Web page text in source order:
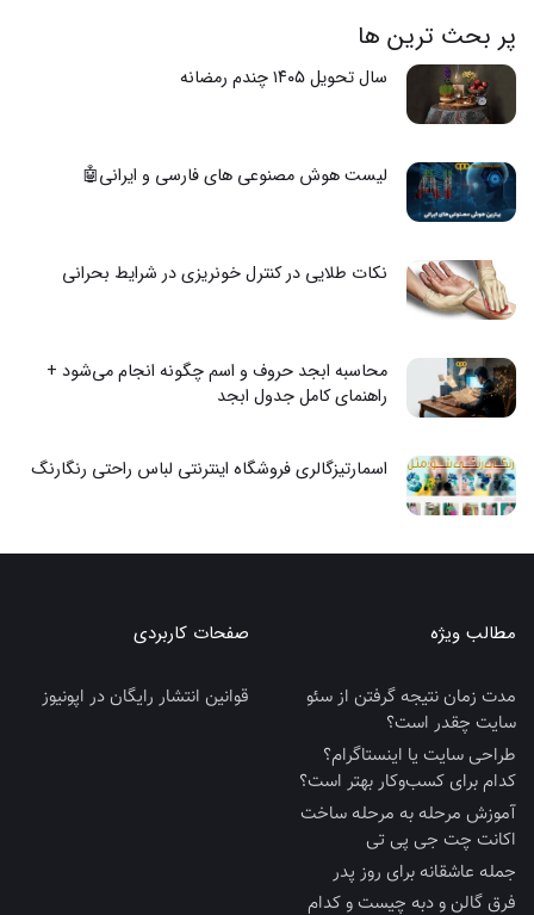
پر بحث ترین ها
سال تحویل ۱۴۰۵ چندم رمضانه
لیست هوش مصنوعی های فارسی و ایرانی🤖
نکات طلایی در کنترل خونریزی در شرایط بحرانی
محاسبه ابجد حروف و اسم چگونه انجام می‌شود +
راهنمای کامل جدول ابجد
اسمارتیزگالری فروشگاه اینترنتی لباس راحتی رنگارنگ
مطالب ویژه
مدت زمان نتیجه گرفتن از سئو
سایت چقدر است؟
طراحی سایت یا اینستاگرام؟
کدام برای کسب‌وکار بهتر است؟
آموزش مرحله به مرحله ساخت
اکانت چت جی پی تی
جمله عاشقانه برای روز پدر
فرق گالن و دبه چیست و کدام
صفحات کاربردی
قوانین انتشار رایگان در اپونیوز